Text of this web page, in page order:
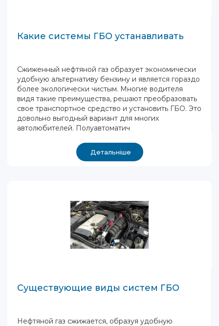
Какие системы ГБО устанавливать
Сжиженный нефтяной газ образует экономически
удобную альтернативу бензину и является гораздо
более экологически чистым. Многие водителя
видя такие преимущества, решают преобразовать
свое транспортное средство и установить ГБО. Это
довольно выгодный вариант для многих
автолюбителей. Полуавтоматич
Детальніше
Существующие виды систем ГБО
Нефтяной газ сжижается, образуя удобную